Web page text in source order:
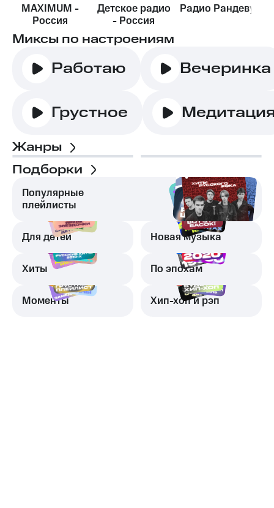
MAXIMUM -
Россия
Детское радио
- Россия
Радио Рандеву
Миксы по настроениям
Работаю Вечеринка
Грустное
Жанры
Подборки
Популярные
плейлисты
Для детей Новая музыка
Хиты По эпохам
Моменты Хип-хоп и рэп